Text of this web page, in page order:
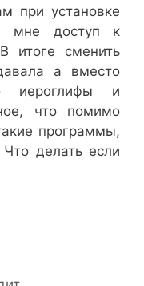
при установке
мне доступ к
итоге сменить
а вместо
иероглифы и
что помимо
программы,
делать если